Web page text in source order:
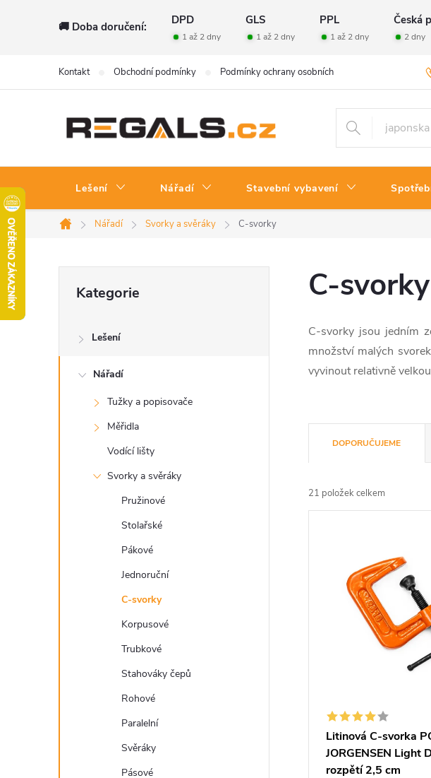
🚚 Doba doručení: DPD GLS PPL Česká
1 až 2 dny 1 až 2 dny 1 až 2 dny 2 dny
Kontakt Obchodní podmínky Podmínky ochrany osobních údajů
Lešení Nářadí Stavební vybavení
Domů
Nářadí Svorky a svěráky C-svorky
s
kategorie
Kategorie
Lešení
Nářadí
Tužky a popisovače
Měřidla
Vodící lišty
Svorky a svěráky
Pružinové
Stolařské
Pákové
Jednoruční
C-svorky
Korpusové
Trubkové
Stahováky čepů
Rohové
Paralelní
Svěráky
Pásové
C-svorky
C-svorky jsou jedním
množství malých
vyvinout relativně
a
z
DOPORUČUJEME
21 položek celkem
Litinová C-svorka
JORGENSEN Light
rozpětí 2,5 cm